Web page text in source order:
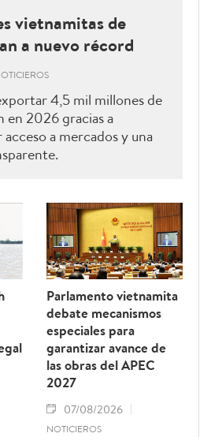
vietnamitas de
a nuevo récord
4,5 mil millones de
en 2026 gracias a
a mercados y una
Parlamento vietnamita
debate mecanismos
especiales para
garantizar avance de
las obras del APEC
2027
07/08/2026
NOTICIEROS